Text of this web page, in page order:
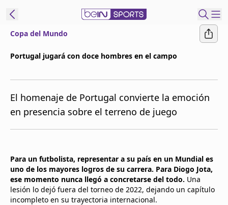
Edition
United States
beIN XTRA
Administrar
notificaciones
Programación
Contáctanos
Copa del Mundo
Portugal jugará con doce hombres en el campo
El homenaje de Portugal convierte la emoción
en presencia sobre el terreno de juego
Para un futbolista, representar a su país en un Mundial es
uno de los mayores logros de su carrera. Para Diogo Jota,
ese momento nunca llegó a concretarse del todo. Una
lesión lo dejó fuera del torneo de 2022, dejando un capítulo
incompleto en su trayectoria internacional.